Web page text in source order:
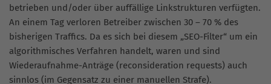
betrieben und/oder über auffällige Linkstrukturen verfügten.
An einem Tag verloren Betreiber zwischen 30 – 70 % des
bisherigen Traffics. Da es sich bei diesem „SEO-Filter“ um ein
algorithmisches Verfahren handelt, waren und sind
Wiederaufnahme-Anträge (reconsideration requests) auch
sinnlos (im Gegensatz zu einer manuellen Strafe).